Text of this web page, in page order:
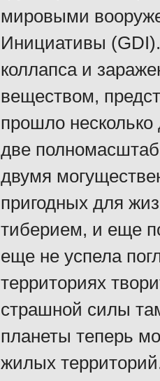
мировыми
Инициативы
коллапса и
веществом,
прошло несколько
две
двумя
пригодных для
тиберием, и еще
еще не успела
территориях
страшной силы
планеты теперь
жилых